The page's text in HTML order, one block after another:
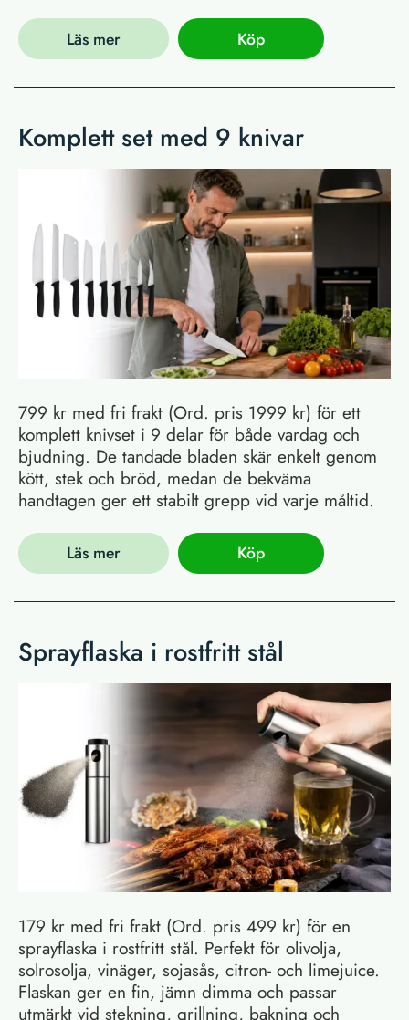
Läs mer Köp
Komplett set med 9 knivar
799 kr med fri frakt (Ord. pris 1999 kr) för ett
komplett knivset i 9 delar för både vardag och
bjudning. De tandade bladen skär enkelt genom
kött, stek och bröd, medan de bekväma
handtagen ger ett stabilt grepp vid varje måltid.
Läs mer Köp
Sprayflaska i rostfritt stål
179 kr med fri frakt (Ord. pris 499 kr) för en
sprayflaska i rostfritt stål. Perfekt för olivolja,
solrosolja, vinäger, sojasås, citron- och limejuice.
Flaskan ger en fin, jämn dimma och passar
utmärkt vid stekning, grillning, bakning och